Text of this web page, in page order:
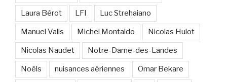
Laura Bérot LFI Luc Strehaiano
Manuel Valls Michel Montaldo Nicolas Hulot
Nicolas Naudet Notre-Dame-des-Landes
Noëls nuisances aériennes Omar Bekare